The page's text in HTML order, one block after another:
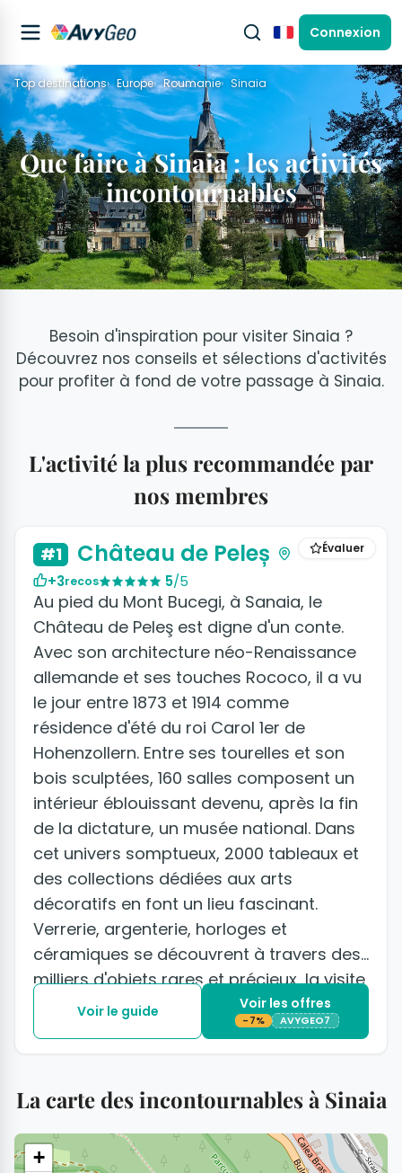
FrançaisConnexion
Top destinations Europe Roumanie Sinaia
Que faire à Sinaia : les activités
incontournables
Besoin d'inspiration pour visiter Sinaia ?
Découvrez nos conseils et sélections d'activités
pour profiter à fond de votre passage à Sinaia.
L'activité la plus recommandée par
nos membres
Évaluer
#1 Château de Peleș
+3recos 5/5
Au pied du Mont Bucegi, à Sanaia, le
Château de Peleş est digne d'un conte.
Avec son architecture néo-Renaissance
allemande et ses touches Rococo, il a vu
le jour entre 1873 et 1914 comme
résidence d'été du roi Carol 1er de
Hohenzollern. Entre ses tourelles et son
bois sculptées, 160 salles composent un
intérieur éblouissant devenu, après la fin
de la dictature, un musée national. Dans
cet univers somptueux, 2000 tableaux et
des collections dédiées aux arts
décoratifs en font un lieu fascinant.
Verrerie, argenterie, horloges et
céramiques se découvrent à travers des
milliers d'objets rares et précieux, la visite
est incontournable.
Voir le guide Voir les offres
-7% AVYGEO7
La carte des incontournables à Sinaia
+